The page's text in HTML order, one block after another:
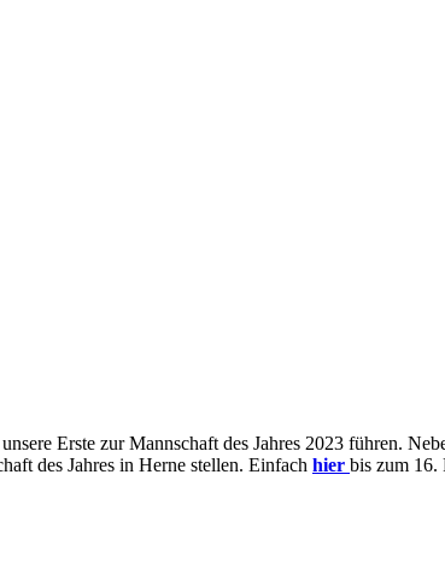
Erste zur Mannschaft des Jahres 2023 führen.
des Jahres in Herne stellen. Einfach hier bis zum 16.